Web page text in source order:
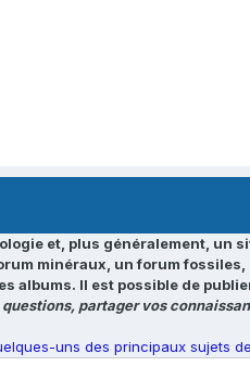
et, plus généralement, un
minéraux, un forum
Il est possible de
questions, partager vos
uns des principaux sujets